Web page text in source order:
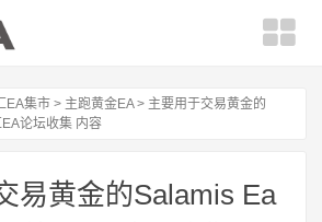
EA集市 > 主跑黄金EA> 主要用于交易黄金的
论坛收集 内容
易黄金的Salamis Ea